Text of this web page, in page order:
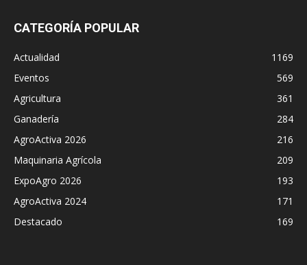
CATEGORÍA POPULAR
Actualidad
1169
Eventos
569
Agricultura
361
Ganadería
284
AgroActiva 2026
216
Maquinaria Agrícola
209
ExpoAgro 2026
193
AgroActiva 2024
171
Destacado
169